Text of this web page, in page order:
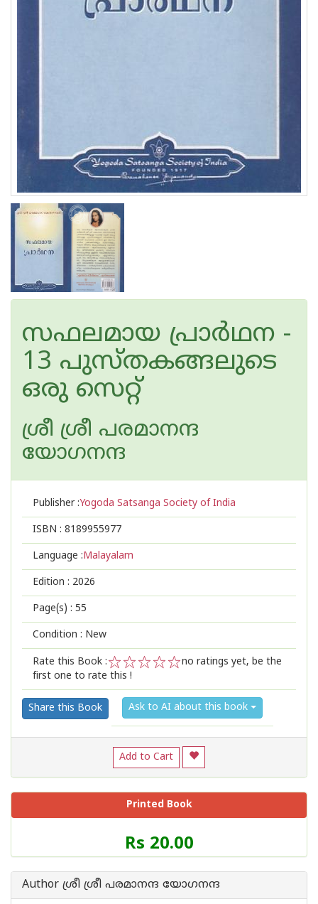
സഫലമായ പ്രാർഥന -
13 പുസ്തകങ്ങലുടെ
ഒരു സെറ്റ്
ശ്രീ ശ്രീ പരമാനന്ദ
യോഗനന്ദ
Publisher :Yogoda Satsanga Society of India
ISBN : 8189955977
Language :Malayalam
Edition : 2026
Page(s) : 55
Condition : New
Rate this Book :
2
1
no ratings yet, be the
first one to rate this !
Share this Book Ask to AI about this book
Add to Cart
Printed Book
Price
of
Book
Rs 20.00
Author ശ്രീ ശ്രീ പരമാനന്ദ യോഗനന്ദ